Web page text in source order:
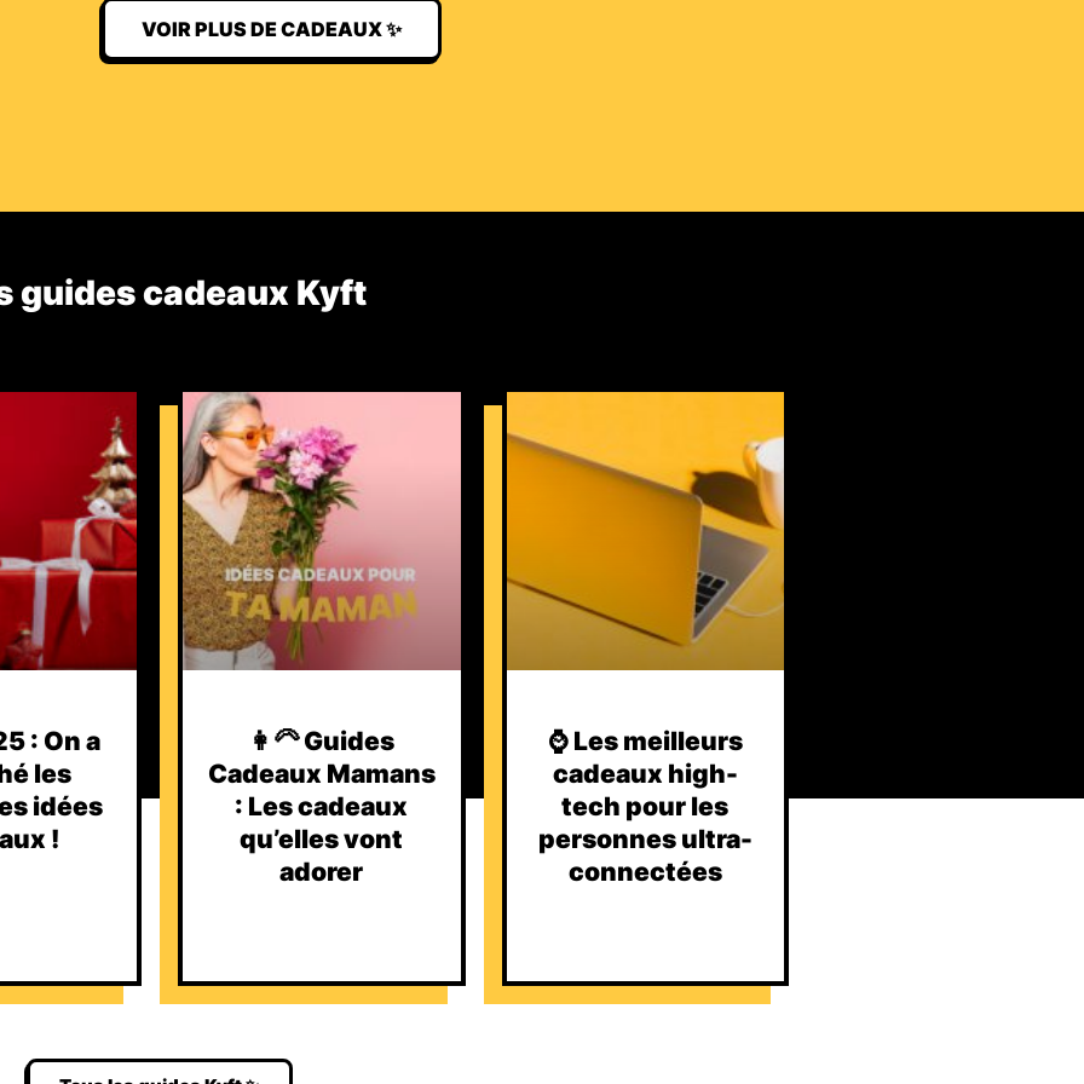
VOIR PLUS DE CADEAUX ✨
guides cadeaux Kyft​
: On a
les
idées
!
👩‍🦳 Guides
Cadeaux Mamans
: Les cadeaux
qu’elles vont
adorer
⌚️ Les meilleurs
cadeaux high-
tech pour les
personnes ultra-
connectées